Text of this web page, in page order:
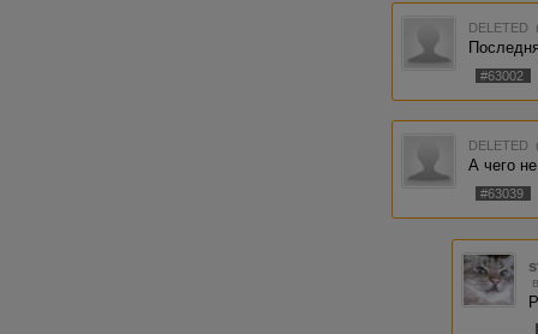
DELETED
#63002
DELETED
А чего
#63039